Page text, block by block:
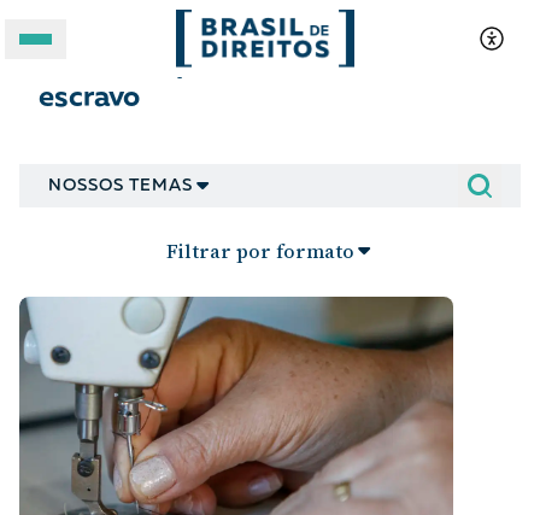
A BRASIL DE DIREITOS
Tráfico de pessoas e trabalho
escravo
NOSSOS TEMAS
Filtrar por formato